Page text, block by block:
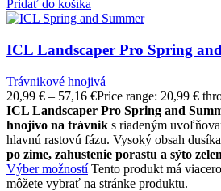
Pridať do košíka
ICL Landscaper Pro Spring
Trávnikové hnojivá
20,99 € – 57,16 €Price range: 20,99 €
ICL Landscaper Pro Spring and
hnojivo na trávnik s riadeným
hlavnú rastovú fázu. Vysoký obsah
po zime, zahustenie porastu a sýto
Výber možnostíTento produkt má
môžete vybrať na stránke produktu.